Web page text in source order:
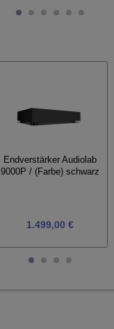
Endverstärker Audiolab
9000P / (Farbe) schwarz
1.499,00 €